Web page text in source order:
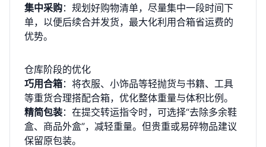
集中采购：规划好购物清单，尽量集中一段时间下
单，以便后续合并发货，最大化利用合箱省运费的
优势。
仓库阶段的优化
巧用合箱：将衣服、小饰品等轻抛货与书籍、工具
等重货合理搭配合箱，优化整体重量与体积比例。
精简包装：在提交转运指令时，可选择“去除多余鞋
盒、商品外盒”，减轻重量。但贵重或易碎物品建议
保留原包装。